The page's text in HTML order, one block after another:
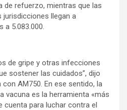
de refuerzo, mientras que las
jurisdicciones llegan a
a 5.083.000.
de gripe y otras infecciones
sostener las cuidados”, dijo
AM750. En ese sentido, la
vacuna es la herramienta «más
cuenta para luchar contra el